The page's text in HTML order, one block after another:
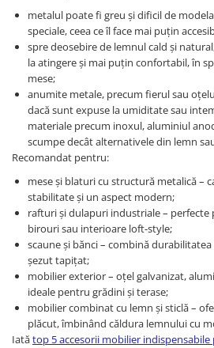
metalul poate fi greu și dificil de
speciale, ceea ce îl face mai puțin
spre deosebire de lemnul cald și
la atingere și mai puțin confortabil, în
mese;
anumite metale, precum fierul sau
dacă sunt expuse la umiditate sau
materiale precum inoxul, aluminiul
scumpe decât alternativele din lemn
Recomandat pentru:
mese și blaturi cu structură metalică –
stabilitate și un aspect modern;
rafturi și dulapuri industriale – perfecte
birouri sau interioare loft-style;
scaune și bănci – combină
șezut tapițat;
mobilier exterior – oțel galvanizat,
ideale pentru grădini și terase;
mobilier combinat cu lemn și sticlă –
plăcut, îmbinând căldura lemnului cu
Iatătop 5 accesorii mobilier